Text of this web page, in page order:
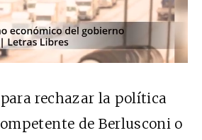
rechazar la política
de Berlusconi o